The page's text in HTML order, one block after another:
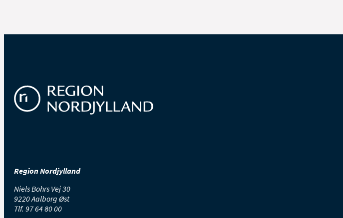
Region Nordjylland
Niels Bohrs Vej 30
9220 Aalborg Øst
Tlf. 97 64 80 00